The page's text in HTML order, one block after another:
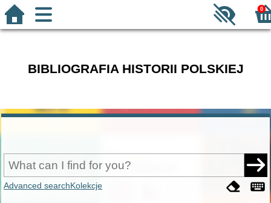
0
BIBLIOGRAFIA HISTORII POLSKIEJ
Advanced searchKolekcje